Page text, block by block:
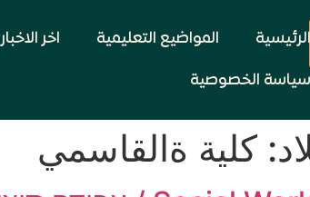
الرئيسية المواضيع التعليمية اخر الاخبار
سياسة الخصوصية
كلية ةالقاسمي